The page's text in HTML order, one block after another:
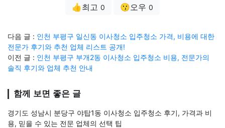
👍최고 0 😗오우 0
다음 글 : 인천 부평구 일신동 이사청소 입주청소 가격, 비용에 대한
전문가 후기와 추천 업체 리스트 공개!
이전 글 : 인천 부평구 부개2동 이사청소 입주청소 비용, 전문가의
솔직 후기와 업체 추천 안내
함께 보면 좋은 글
경기도 성남시 분당구 야탑1동 이사청소 입주청소 후기, 가격과 비
용, 믿을 수 있는 전문 업체의 선택 팁